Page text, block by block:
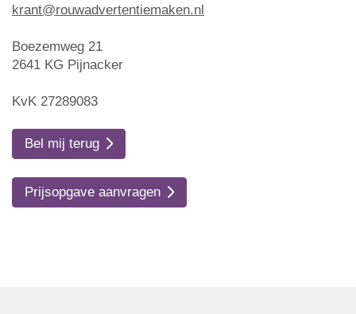
krant@rouwadvertentiemaken.nl
Boezemweg 21
2641 KG Pijnacker
KvK 27289083
Bel mij terug
Prijsopgave aanvragen